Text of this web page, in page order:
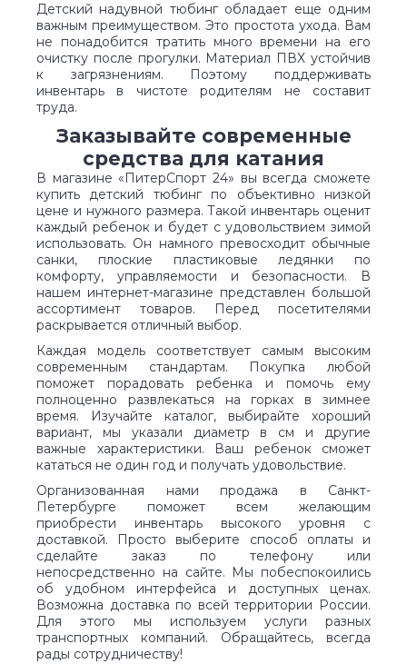
Детский надувной тюбинг обладает еще одним
важным преимуществом. Это простота ухода. Вам
не понадобится тратить много времени на его
очистку после прогулки. Материал ПВХ устойчив
к загрязнениям. Поэтому поддерживать
инвентарь в чистоте родителям не составит
труда.
Заказывайте современные
средства для катания
В магазине «ПитерСпорт 24» вы всегда сможете
купить детский тюбинг по объективно низкой
цене и нужного размера. Такой инвентарь оценит
каждый ребенок и будет с удовольствием зимой
использовать. Он намного превосходит обычные
санки, плоские пластиковые ледянки по
комфорту, управляемости и безопасности. В
нашем интернет-магазине представлен большой
ассортимент товаров. Перед посетителями
раскрывается отличный выбор.
Каждая модель соответствует самым высоким
современным стандартам. Покупка любой
поможет порадовать ребенка и помочь ему
полноценно развлекаться на горках в зимнее
время. Изучайте каталог, выбирайте хороший
вариант, мы указали диаметр в см и другие
важные характеристики. Ваш ребенок сможет
кататься не один год и получать удовольствие.
Организованная нами продажа в Санкт-
Петербурге поможет всем желающим
приобрести инвентарь высокого уровня с
доставкой. Просто выберите способ оплаты и
сделайте заказ по телефону или
непосредственно на сайте. Мы побеспокоились
об удобном интерфейса и доступных ценах.
Возможна доставка по всей территории России.
Для этого мы используем услуги разных
транспортных компаний. Обращайтесь, всегда
рады сотрудничеству!